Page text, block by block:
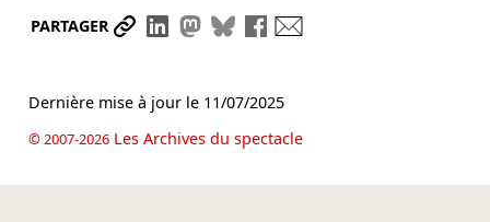
PARTAGER Partager le lien
Partager sur LinkedIn
Partager sur Mastodon
Partager sur Bluesky
Partager sur Facebook
Dernière mise à jour le 11/07/2025
© 2007-2026Les Archives du spectacle